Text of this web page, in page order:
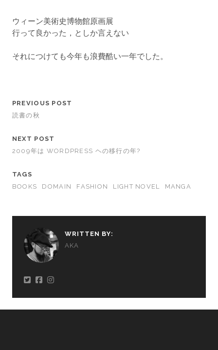
ウィーン美術史博物館原画展
行って良かった，としか言えない
それにつけても今年も浪費酷い一年でした。
PREVIOUS POST
読書の秋
NEXT POST
2009年は WORDPRESS ヘの移行の年?
TAGS
BOOKS
DOMAIN FASHION LIGHT NOVEL MANGA
WRITTEN BY:
AKA